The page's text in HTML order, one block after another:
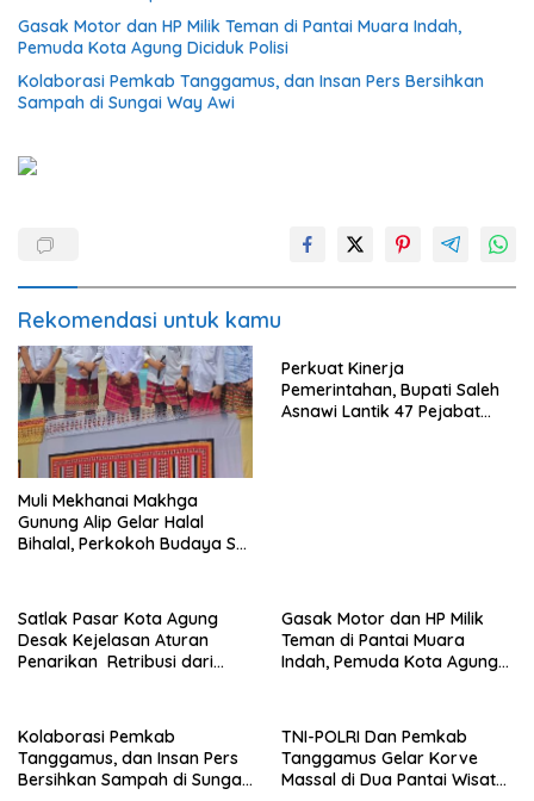
Gasak Motor dan HP Milik Teman di Pantai Muara Indah,
Pemuda Kota Agung Diciduk Polisi
Kolaborasi Pemkab Tanggamus, dan Insan Pers Bersihkan
Sampah di Sungai Way Awi
Rekomendasi untuk kamu
Muli Mekhanai Makhga
Gunung Alip Gelar Halal
Bihalal, Perkokoh Budaya Sai
Perkuat Kinerja
Pemerintahan, Bupati Saleh
Asnawi Lantik 47 Pejabat
Satlak Pasar Kota Agung
Desak Kejelasan Aturan
Penarikan Retribusi dari
Gasak Motor dan HP Milik
Teman di Pantai Muara
Indah, Pemuda Kota Agung
Kolaborasi Pemkab
Tanggamus, dan Insan Pers
Bersihkan Sampah di Sungai
TNI-POLRI Dan Pemkab
Tanggamus Gelar Korve
Massal di Dua Pantai Wisata